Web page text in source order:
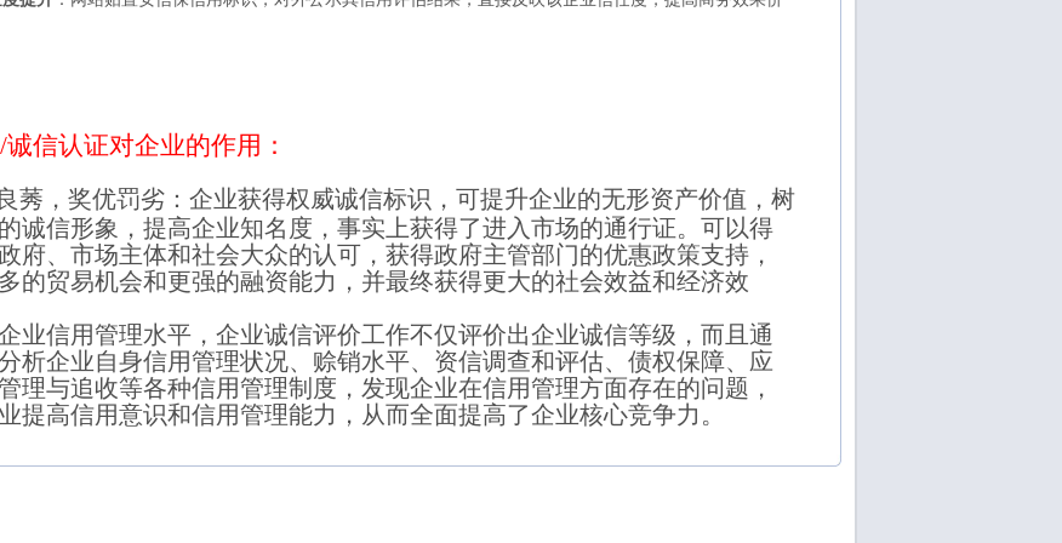
信认证对企业的作用：
莠，奖优罚劣：企业获得权威诚信标识，可提升企业的无形资产价值，树
诚信形象，提高企业知名度，事实上获得了进入市场的通行证。可以得
府、市场主体和社会大众的认可，获得政府主管部门的优惠政策支持，
的贸易机会和更强的融资能力，并最终获得更大的社会效益和经济效
业信用管理水平，企业诚信评价工作不仅评价出企业诚信等级，而且通
析企业自身信用管理状况、赊销水平、资信调查和评估、债权保障、应
理与追收等各种信用管理制度，发现企业在信用管理方面存在的问题，
提高信用意识和信用管理能力，从而全面提高了企业核心竞争力。